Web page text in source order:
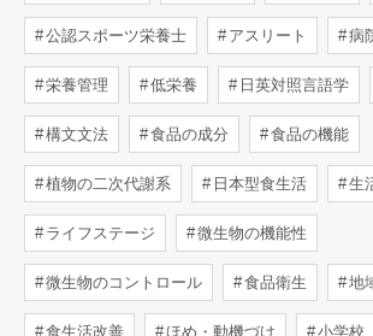
公認スポーツ栄養士 アスリート 病
栄養管理 低栄養 日英対照言語学
構文文法 食品の成分 食品の機能
植物の二次代謝系 日本型食生活 生
ライフステージ 微生物の機能性
微生物のコントロール 食品衛生 地
食生活改善 ほめ・動機づけ 小学校